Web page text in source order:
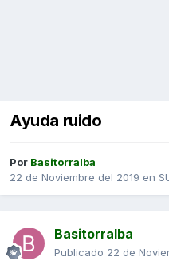
Ayuda ruido
Por Basitorralba
22 de Noviembre del 2019 en
Basitorralba
Publicado 22 de